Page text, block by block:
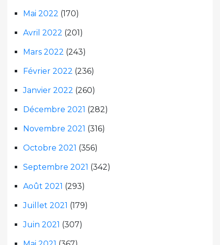
Mai 2022 (170)
Avril 2022 (201)
Mars 2022 (243)
Février 2022 (236)
Janvier 2022 (260)
Décembre 2021 (282)
Novembre 2021 (316)
Octobre 2021 (356)
Septembre 2021 (342)
Août 2021 (293)
Juillet 2021 (179)
Juin 2021 (307)